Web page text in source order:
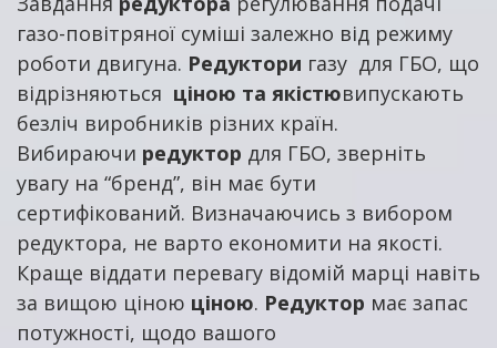
газо-повітряної суміші залежно від режиму
роботи двигуна. Редуктори газу для ГБО, що
відрізняються ціною та якістювипускають
безліч виробників різних країн.
Вибираючи редуктор для ГБО, зверніть
увагу на “бренд”, він має бути
сертифікований. Визначаючись з вибором
редуктора, не варто економити на якості.
Краще віддати перевагу відомій марці навіть
за вищою ціною ціною. Редуктор має запас
потужності, щодо вашого